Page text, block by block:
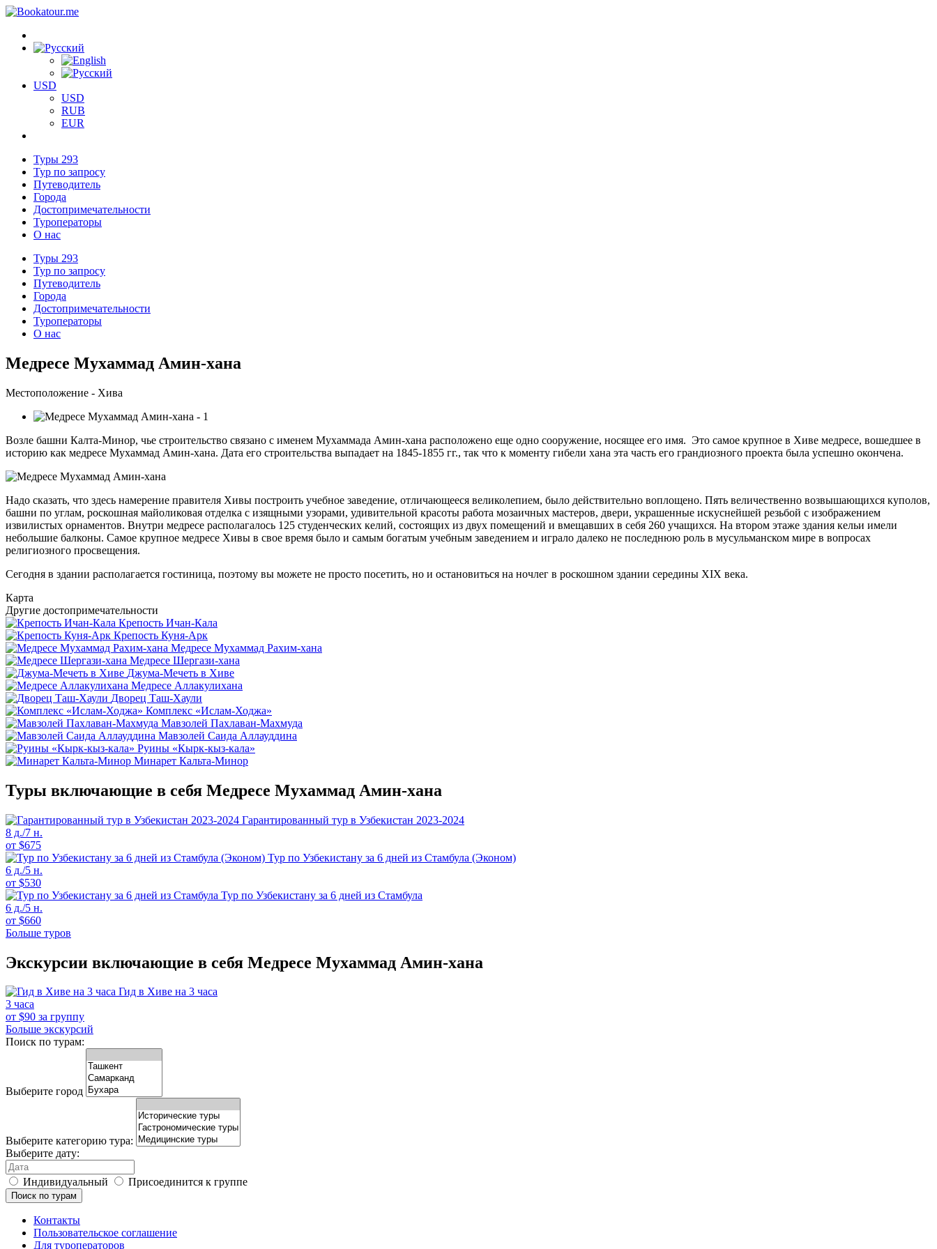
USD
USD
RUB
EUR
Туры 293
Тур по запросу
Путеводитель
Города
Достопримечательности
Туроператоры
О нас
Туры 293
Тур по запросу
Путеводитель
Города
Достопримечательности
Туроператоры
О нас
Медресе Мухаммад Амин-хана
Местоположение - Хива
Возле башни Калта-Минор, чье строительство связано с именем Мухаммада Амин-хана расположено еще одно сооружение, носящее его имя. Это самое крупное в Хиве медресе, вошедшее в
историю как медресе Мухаммад Амин-хана. Дата его строительства выпадает на 1845-1855 гг., так что к моменту гибели хана эта часть его грандиозного проекта была успешно окончена.
Надо сказать, что здесь намерение правителя Хивы построить учебное заведение, отличающееся великолепием, было действительно воплощено. Пять величественно возвышающихся куполов,
башни по углам, роскошная майоликовая отделка с изящными узорами, удивительной красоты работа мозаичных мастеров, двери, украшенные искуснейшей резьбой с изображением
извилистых орнаментов. Внутри медресе располагалось 125 студенческих келий, состоящих из двух помещений и вмещавших в себя 260 учащихся. На втором этаже здания кельи имели
небольшие балконы. Самое крупное медресе Хивы в свое время было и самым богатым учебным заведением и играло далеко не последнюю роль в мусульманском мире в вопросах
религиозного просвещения.
Сегодня в здании располагается гостиница, поэтому вы можете не просто посетить, но и остановиться на ночлег в роскошном здании середины XIX века.
Карта
Другие достопримечательности
Крепость Ичан-Кала
Крепость Куня-Арк
Медресе Мухаммад Рахим-хана
Медресе Шергази-хана
Джума-Мечеть в Хиве
Медресе Аллакулихана
Дворец Таш-Хаули
Комплекс «Ислам-Ходжа»
Мавзолей Пахлаван-Махмуда
Мавзолей Саида Аллауддина
Руины «Кырк-кыз-кала»
Минарет Кальта-Минор
Туры включающие в себя Медресе Мухаммад Амин-хана
Гарантированный тур в Узбекистан 2023-2024
8 д./7 н.
от $675
Тур по Узбекистану за 6 дней из Стамбула (Эконом)
6 д./5 н.
от $530
Тур по Узбекистану за 6 дней из Стамбула
6 д./5 н.
от $660
Больше туров
Экскурсии включающие в себя Медресе Мухаммад Амин-хана
Гид в Хиве на 3 часа
3 часа
от $90 за группу
Больше экскурсий
Поиск по турам:
Выберите город
Выберите категорию тура:
Выберите дату:
Индивидуальный Присоединится к группе
Поиск по турам
Контакты
Пользовательское соглашение
Для туроператоров